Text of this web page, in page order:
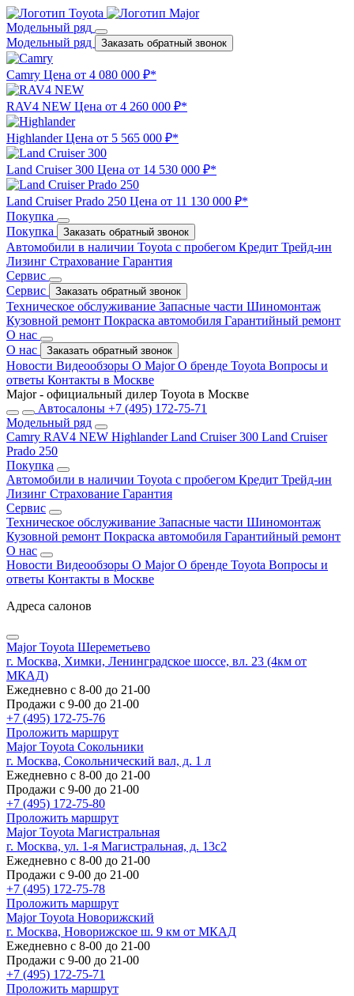
Модельный ряд
Модельный ряд
Заказать обратный звонок
Camry Цена от 4 080 000 ₽*
RAV4 NEW Цена от 4 260 000 ₽*
Highlander Цена от 5 565 000 ₽*
Land Cruiser 300 Цена от 14 530 000 ₽*
Land Cruiser Prado 250 Цена от 11 130 000 ₽*
Покупка
Покупка
Заказать обратный звонок
Автомобили в наличии Toyota с пробегом Кредит Трейд-ин
Лизинг Страхование Гарантия
Сервис
Сервис
Заказать обратный звонок
Техническое обслуживание Запасные части Шиномонтаж
Кузовной ремонт Покраска автомобиля Гарантийный ремонт
О нас
О нас
Заказать обратный звонок
Новости Видеообзоры О MajorО бренде Toyota Вопросы и
ответы Контакты в Москве
Major - официальный дилер Toyota в Москве
Автосалоны +7 (495) 172-75-71
Модельный ряд
Camry RAV4 NEW Highlander Land Cruiser 300 Land Cruiser
Prado 250
Покупка
Автомобили в наличии Toyota с пробегом Кредит Трейд-ин
Лизинг Страхование Гарантия
Сервис
Техническое обслуживание Запасные части Шиномонтаж
Кузовной ремонт Покраска автомобиля Гарантийный ремонт
О нас
Новости Видеообзоры О MajorО бренде Toyota Вопросы и
ответы Контакты в Москве
Адреса салонов
Major Toyota Шереметьево
г. Москва, Химки, Ленинградское шоссе, вл. 23 (4км от
МКАД)
Ежедневно с 8-00 до 21-00
Продажи с 9-00 до 21-00
+7 (495) 172-75-76
Проложить маршрут
Major Toyota Сокольники
г. Москва, Сокольнический вал, д. 1 л
Ежедневно с 8-00 до 21-00
Продажи с 9-00 до 21-00
+7 (495) 172-75-80
Проложить маршрут
Major Toyota Магистральная
г. Москва, ул. 1-я Магистральная, д. 13с2
Ежедневно с 8-00 до 21-00
Продажи с 9-00 до 21-00
+7 (495) 172-75-78
Проложить маршрут
Major Toyota Новорижский
г. Москва, Новорижское ш. 9 км от МКАД
Ежедневно с 8-00 до 21-00
Продажи с 9-00 до 21-00
+7 (495) 172-75-71
Проложить маршрут